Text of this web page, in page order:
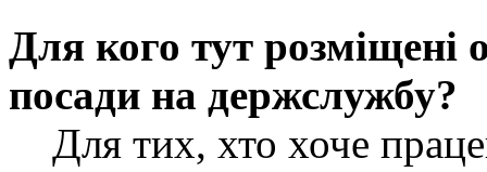
Для кого тут розміщені
посади на держслужбу?
Для тих, хто хоче